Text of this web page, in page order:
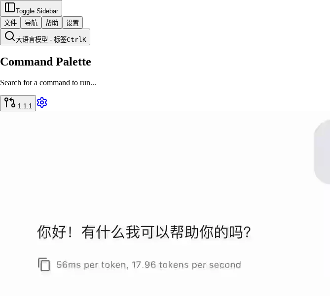
Toggle Sidebar
文件
导航 帮助 设置
大语言模型 - 标签CtrlK
Command Palette
Search for a command to run...
1.1.1